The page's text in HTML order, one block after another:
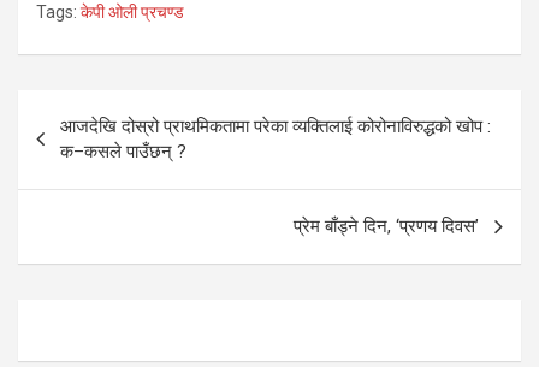
Tags: केपी ओली प्रचण्ड
Post
navigation
आजदेखि दोस्रो प्राथमिकतामा परेका व्यक्तिलाई कोरोनाविरुद्धको खोप :
क–कसले पाउँछन् ?
प्रेम बाँड्ने दिन, ‘प्रणय दिवस’